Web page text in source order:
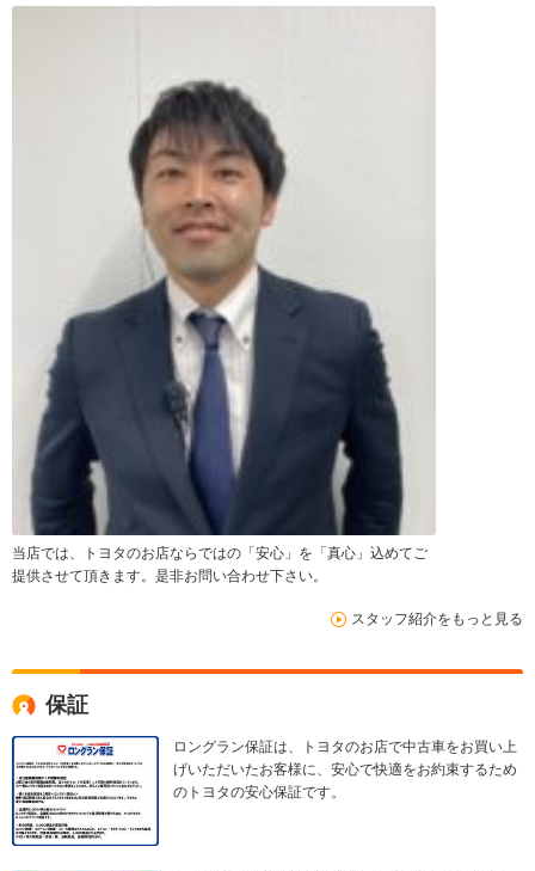
当店では、トヨタのお店ならではの「安心」を「真心」込めてご
提供させて頂きます。是非お問い合わせ下さい。
スタッフ紹介をもっと見る
保証
ロングラン保証は、トヨタのお店で中古車をお買い上
げいただいたお客様に、安心で快適をお約束するため
のトヨタの安心保証です。